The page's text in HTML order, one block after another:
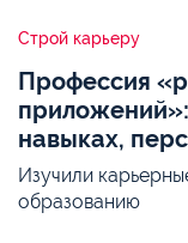
Строй карьеру
Профессия
навыках,
Изучили
образованию